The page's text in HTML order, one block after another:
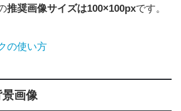
推奨画像サイズは100×100pxです。
の使い方
画像